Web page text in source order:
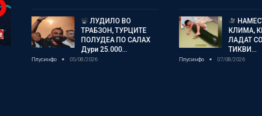
ЛУДИЛО ВО
ТРАБЗОН, ТУРЦИТЕ
ПОЛУДЕА ПО САЛАХ
Дури 25.000…
Плусинфо 05/08/2026
КЛИМА,
ЛАДАТ
ТИКВИ…
Плусинфо 07/08/2026